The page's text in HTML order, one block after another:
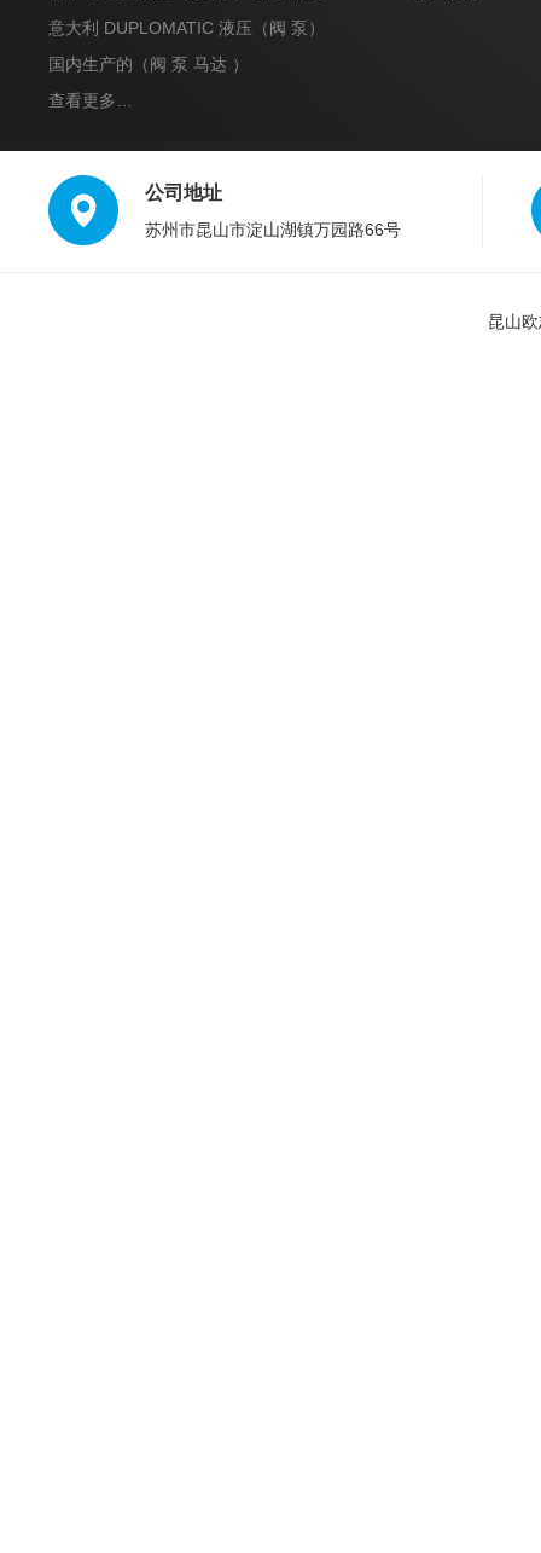
意大利 DUPLOMATIC 液压（阀 泵）
国内生产的（阀 泵 马达 ）
查看更多…
公司地址
苏州市昆山市淀山湖镇万园路66号
昆山